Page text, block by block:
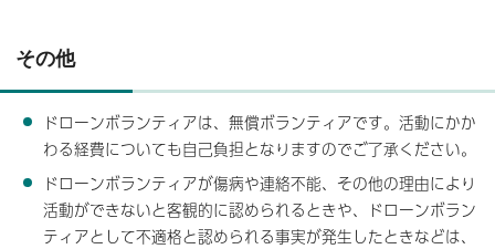
その他
ドローンボランティアは、無償ボランティアです。活動にかか
わる経費についても自己負担となりますのでご了承ください。
ドローンボランティアが傷病や連絡不能、その他の理由により
活動ができないと客観的に認められるときや、ドローンボラン
ティアとして不適格と認められる事実が発生したときなどは、